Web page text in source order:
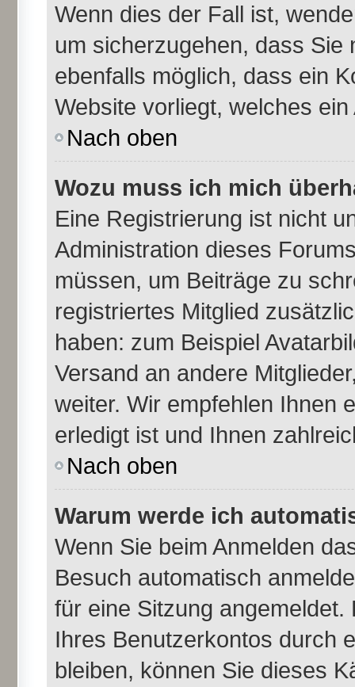
Wenn dies der Fall ist,
um sicherzugehen, dass
ebenfalls möglich, dass ein
Website vorliegt, welches
Nach oben
Wozu muss ich mich
Eine Registrierung ist nicht
Administration dieses
müssen, um Beiträge zu
registriertes Mitglied
haben: zum Beispiel
Versand an andere
weiter. Wir empfehlen Ihnen
erledigt ist und Ihnen
Nach oben
Warum werde ich
Wenn Sie beim Anmelden
Besuch automatisch
für eine Sitzung
Ihres Benutzerkontos durch
bleiben, können Sie dieses